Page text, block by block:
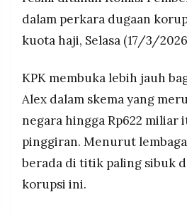
PRAMUDITA
©
Resolusi.co
2026
RESOLUSI
MEDIA
PRAMUDITA
2024, dengan uang yang
Yaqut.
Yaqut disebut
92:8 menjadi 50:50 antara
khusus, lalu mengatur
Arab Saudi agar perubahan
prosedur.
dalam perkara dugaan
kuota haji, Selasa (17/3/
KPK membuka lebih jauh
Alex dalam skema yang
negara hingga Rp622 miliar
pinggiran. Menurut
berada di titik paling sibuk
korupsi ini.